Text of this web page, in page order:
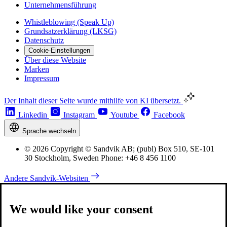
Unternehmensführung
Whistleblowing (Speak Up)
Grundsatzerklärung (LKSG)
Datenschutz
Cookie-Einstellungen
Über diese Website
Marken
Impressum
Der Inhalt dieser Seite wurde mithilfe von KI übersetzt.
Linkedin
Instagram Youtube Facebook
Sprache wechseln
© 2026 Copyright © Sandvik AB; (publ) Box 510, SE-101
30 Stockholm, Sweden Phone: +46 8 456 1100
Andere Sandvik-Websiten
We would like your consent